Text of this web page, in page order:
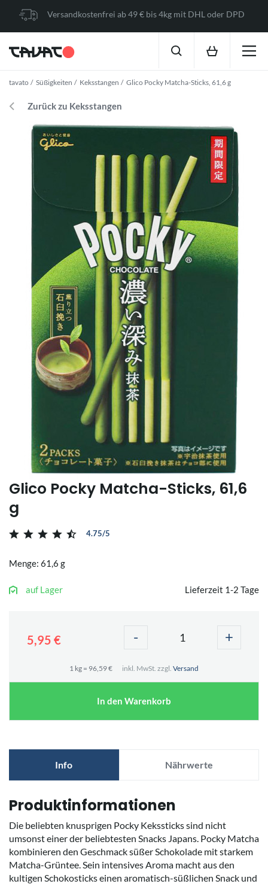
Versandkostenfrei ab 49 € bis 4kg mit DHL oder DPD
tavato Süßigkeiten Keksstangen Glico Pocky Matcha-Sticks, 61,6 g
Zurück zu Keksstangen
Glico Pocky Matcha-Sticks, 61,6
g
4.75/5
Menge: 61,6 g
auf Lager Lieferzeit 1-2 Tage
5,95 € - +
1 kg = 96,59 € inkl. MwSt. zzgl. Versand
In den Warenkorb
Info Nährwerte
Produktinformationen
Die beliebten knusprigen Pocky Kekssticks sind nicht
umsonst einer der beliebtesten Snacks Japans. Pocky Matcha
kombinieren den Geschmack süßer Schokolade mit starkem
Matcha-Grüntee. Sein intensives Aroma macht aus den
kultigen Schokosticks einen aromatisch-süßlichen Snack und